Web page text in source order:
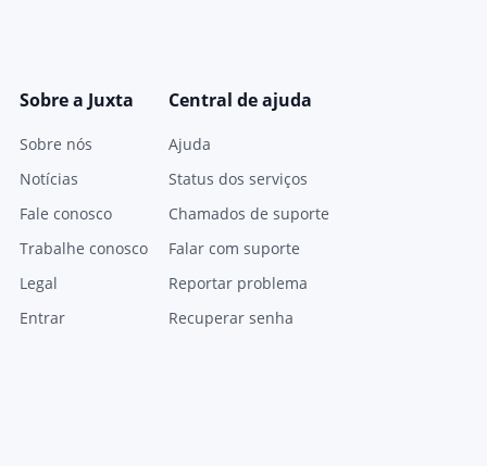
Sobre a Juxta
Sobre nós
Notícias
Fale conosco
Trabalhe conosco
Legal
Entrar
Central de ajuda
Ajuda
Status dos serviços
Chamados de suporte
Falar com suporte
Reportar problema
Recuperar senha